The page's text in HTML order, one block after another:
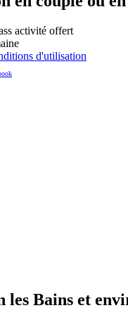
activité offert
d'utilisation
Bains et